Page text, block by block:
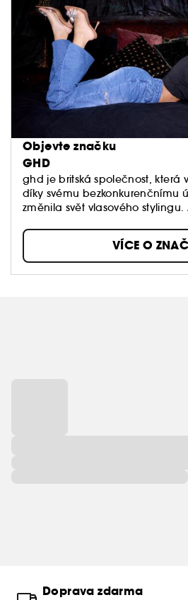
Objevte značku
GHD
ghd je britská společnost, která
díky svému bezkonkurenčnímu
změnila svět vlasového
ohromují úžasnými výsledky
VÍCE O
Doprava zdarma